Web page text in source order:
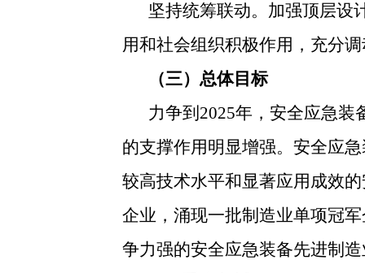
坚持统筹联动。加强顶层设
用和社会组织积极作用，充分
（三）总体目标
力争到2025年，安全应急
的支撑作用明显增强。安全应
较高技术水平和显著应用成效
企业，涌现一批制造业单项冠
争力强的安全应急装备先进制